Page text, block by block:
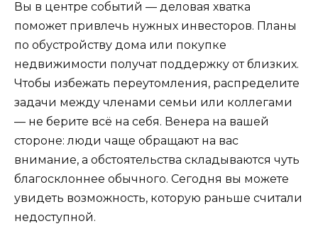
Вы в центре событий — деловая хватка
поможет привлечь нужных инвесторов. Планы
по обустройству дома или покупке
недвижимости получат поддержку от близких.
Чтобы избежать переутомления, распределите
задачи между членами семьи или коллегами
— не берите всё на себя. Венера на вашей
стороне: люди чаще обращают на вас
внимание, а обстоятельства складываются чуть
благосклоннее обычного. Сегодня вы можете
увидеть возможность, которую раньше считали
недоступной.